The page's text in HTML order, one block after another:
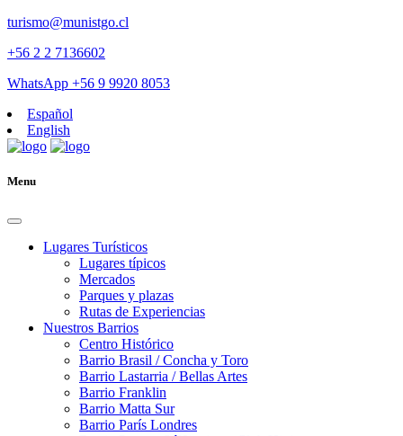
turismo@munistgo.cl
+56 2 2 7136602
WhatsApp +56 9 9920 8053
Español
English
Menu
Lugares Turísticos
Lugares tí­picos
Mercados
Parques y plazas
Rutas de Experiencias
Nuestros Barrios
Centro Histórico
Barrio Brasil / Concha y Toro
Barrio Lastarria / Bellas Artes
Barrio Franklin
Barrio Matta Sur
Barrio Parí­s Londres